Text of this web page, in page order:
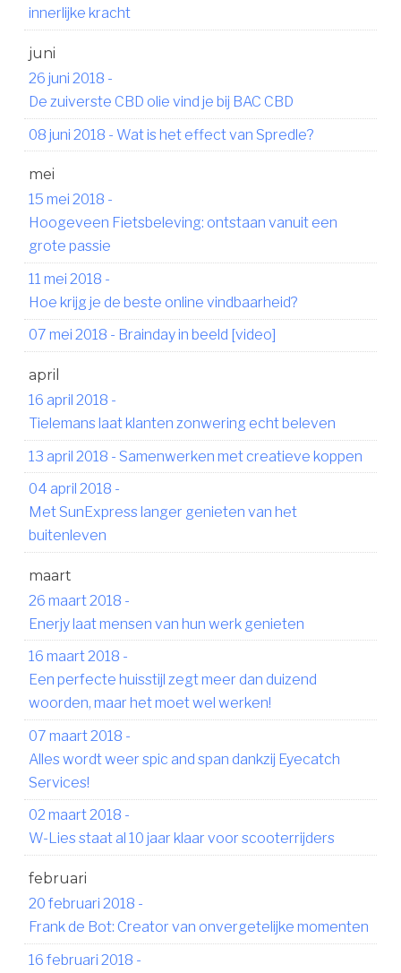
innerlijke kracht
juni
26 juni 2018 -
De zuiverste CBD olie vind je bij BAC CBD
08 juni 2018 - Wat is het effect van Spredle?
mei
15 mei 2018 -
Hoogeveen Fietsbeleving: ontstaan vanuit een
grote passie
11 mei 2018 -
Hoe krijg je de beste online vindbaarheid?
07 mei 2018 - Brainday in beeld [video]
april
16 april 2018 -
Tielemans laat klanten zonwering echt beleven
13 april 2018 - Samenwerken met creatieve koppen
04 april 2018 -
Met SunExpress langer genieten van het
buitenleven
maart
26 maart 2018 -
Enerjy laat mensen van hun werk genieten
16 maart 2018 -
Een perfecte huisstijl zegt meer dan duizend
woorden, maar het moet wel werken!
07 maart 2018 -
Alles wordt weer spic and span dankzij Eyecatch
Services!
02 maart 2018 -
W-Lies staat al 10 jaar klaar voor scooterrijders
februari
20 februari 2018 -
Frank de Bot: Creator van onvergetelijke momenten
16 februari 2018 -